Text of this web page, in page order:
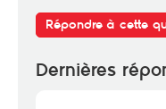
Répondre à cette
Dernières